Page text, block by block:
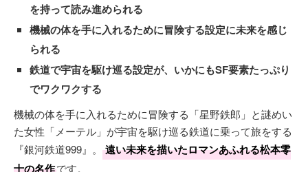
を持って読み進められる
機械の体を手に入れるために冒険する設定に未来を感じ
られる
鉄道で宇宙を駆け巡る設定が、いかにもSF要素たっぷり
でワクワクする
機械の体を手に入れるために冒険する「星野鉄郎」と謎めい
た女性「メーテル」が宇宙を駆け巡る鉄道に乗って旅をする
『銀河鉄道999』。
遠い未来を描いたロマンあふれる松本零
士の名作です。